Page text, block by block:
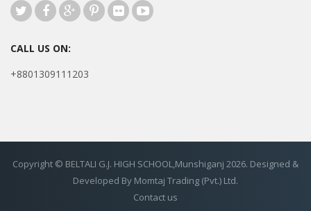
CALL US ON:
+8801309111203
Copyright © BELTALI G.J. HIGH SCHOOL,Munshiganj 2026. Designed &
Developed By Momtaj Trading (Pvt.) Ltd.
Contact us